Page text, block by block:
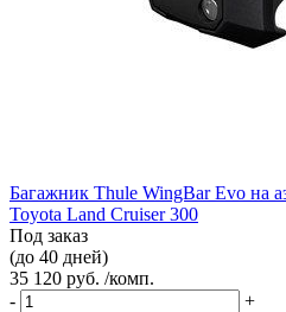
Багажник Thule WingBar Evo на
Toyota Land Cruiser 300
Под заказ
(до 40 дней)
35 120 руб. /комп.
-
+